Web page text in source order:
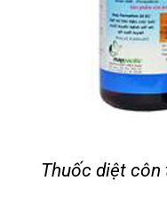
Thuốc diệt côn